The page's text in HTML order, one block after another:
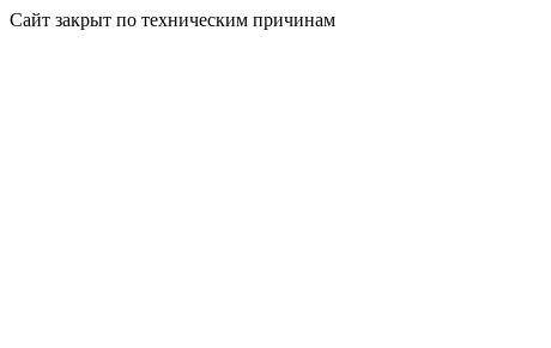
Сайт закрыт по техническим причинам